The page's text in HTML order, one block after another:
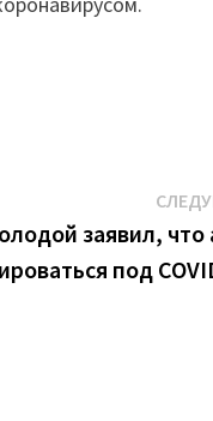
заявил, что
под